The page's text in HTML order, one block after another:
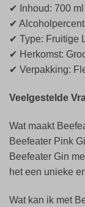
✔ Inhoud: 700
✔
✔ Type: Fruitige
✔ Herkomst:
✔ Verpakking:
Veelgestelde
Wat maakt
Beefeater Pink
Beefeater Gin
het een unieke
Wat kan ik met